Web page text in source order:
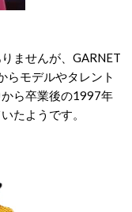
ませんが、GARNET
らモデルやタレント
ら卒業後の1997年
たようです。